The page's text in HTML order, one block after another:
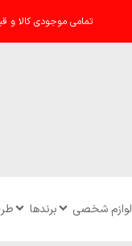
تمامی موجودی کالا و
لوازم شخصی برندها